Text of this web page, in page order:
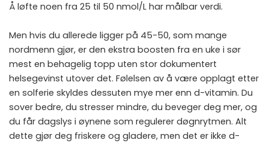
Å løfte noen fra 25 til 50 nmol/L har målbar verdi.
Men hvis du allerede ligger på 45-50, som mange
nordmenn gjør, er den ekstra boosten fra en uke i sør
mest en behagelig topp uten stor dokumentert
helsegevinst utover det. Følelsen av å være opplagt etter
en solferie skyldes dessuten mye mer enn d-vitamin. Du
sover bedre, du stresser mindre, du beveger deg mer, og
du får dagslys i øynene som regulerer døgnrytmen. Alt
dette gjør deg friskere og gladere, men det er ikke d-